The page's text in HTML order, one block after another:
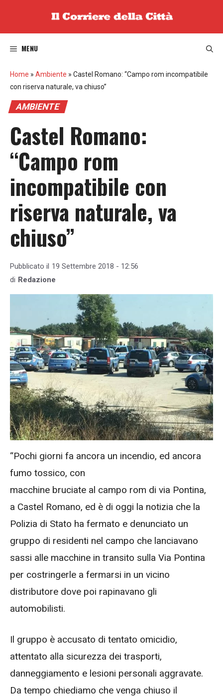
MENU
Home » Ambiente » Castel Romano: “Campo rom incompatibile
con riserva naturale, va chiuso”
AMBIENTE
Castel Romano:
“Campo rom
incompatibile con
riserva naturale, va
chiuso”
Pubblicato il 19 Settembre 2018 - 12:56
di Redazione
“Pochi giorni fa ancora un incendio, ed ancora
fumo tossico, con
macchine bruciate al campo rom di via Pontina,
a Castel Romano, ed è di oggi la notizia che la
Polizia di Stato ha fermato e denunciato un
gruppo di residenti nel campo che lanciavano
sassi alle macchine in transito sulla Via Pontina
per costringerle a fermarsi in un vicino
distributore dove poi rapinavano gli
automobilisti.
Il gruppo è accusato di tentato omicidio,
attentato alla sicurezza dei trasporti,
danneggiamento e lesioni personali aggravate.
Da tempo chiediamo che venga chiuso il